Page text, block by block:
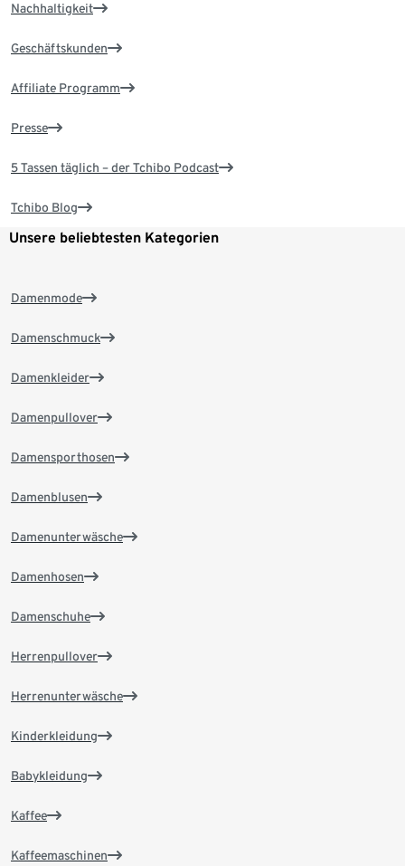
Nachhaltigkeit
Geschäftskunden
Affiliate Programm
Presse
5 Tassen täglich – der Tchibo Podcast
Tchibo Blog
Unsere beliebtesten Kategorien
Damenmode
Damenschmuck
Damenkleider
Damenpullover
Damensporthosen
Damenblusen
Damenunterwäsche
Damenhosen
Damenschuhe
Herrenpullover
Herrenunterwäsche
Kinderkleidung
Babykleidung
Kaffee
Kaffeemaschinen